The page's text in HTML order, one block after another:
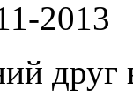
2013